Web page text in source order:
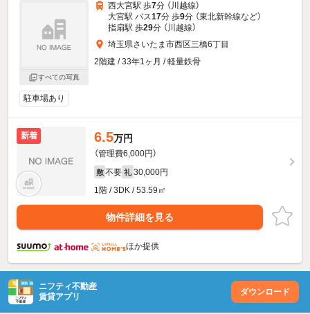
すべての写真
西大宮駅 歩7分 （川越線）
大宮駅 バス17分 歩9分 （東北新幹線など）
指扇駅 歩29分 （川越線）
埼玉県さいたま市西区三橋6丁目
2階建 / 33年1ヶ月 / 軽量鉄骨
駐車場あり
新着 6.5万円
（管理費6,000円）
敷 不要 礼 30,000円
1階 / 3DK / 53.59㎡
物件詳細を見る
ほか提供
ニフティ不動産
賃貸アプリ
ダウンロード